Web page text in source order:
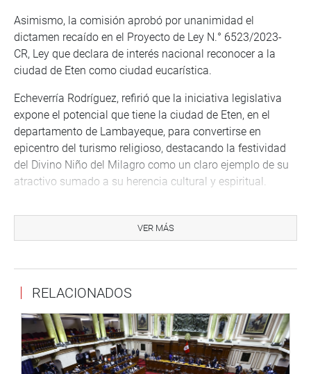
Asimismo, la comisión aprobó por unanimidad el
dictamen recaído en el Proyecto de Ley N.° 6523/2023-
CR, Ley que declara de interés nacional reconocer a la
ciudad de Eten como ciudad eucarística.
Echeverría Rodríguez, refirió que la iniciativa legislativa
expone el potencial que tiene la ciudad de Eten, en el
departamento de Lambayeque, para convertirse en
epicentro del turismo religioso, destacando la festividad
del Divino Niño del Milagro como un claro ejemplo de su
atractivo sumado a su herencia cultural y espiritual.
económica del sector y la dinamización de la economía a
nivel nacional.
SUSTENTACIONES
El congresista Flavio Cruz Mamani (PL) sustentó tres
iniciativas de su autoría:
– Proyecto de Ley N.° 5169/2022-CR, Ley que declara de
interés nacional y necesidad pública la creación de la
VER MÁS
RELACIONADOS